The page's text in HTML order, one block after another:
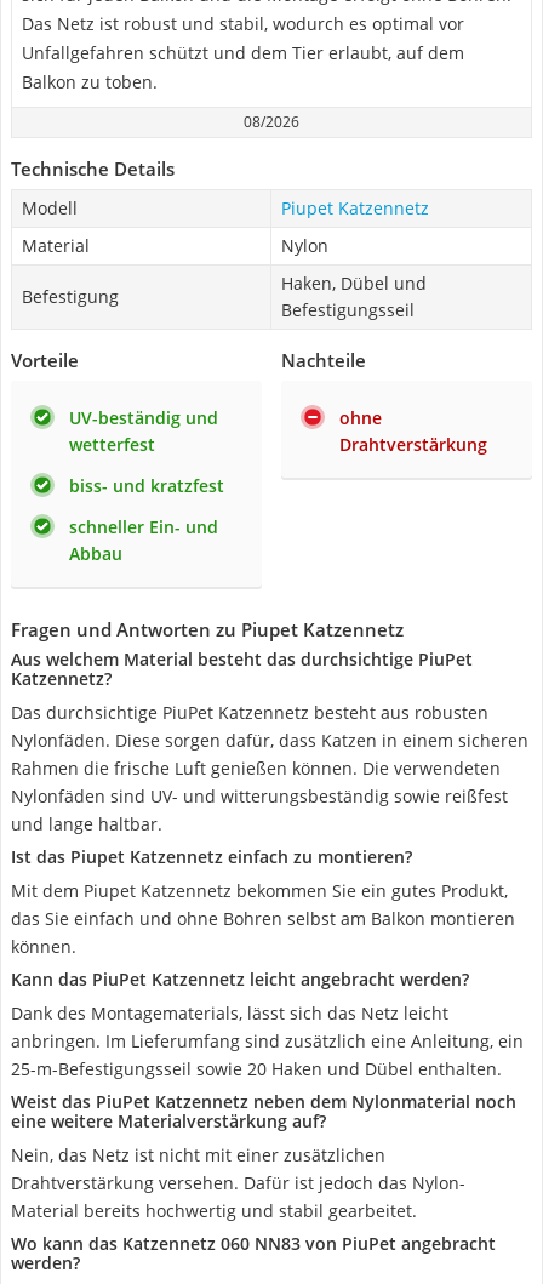
Das Netz ist robust und stabil, wodurch es optimal vor
Unfallgefahren schützt und dem Tier erlaubt, auf dem
Balkon zu toben.
08/2026
Technische Details
Modell
Piupet Katzennetz
Material
Nylon
Befestigung
Haken, Dübel und
Befestigungsseil
Vorteile
UV-beständig und
wetterfest
biss- und kratzfest
schneller Ein- und
Abbau
Nachteile
ohne
Drahtverstärkung
Fragen und Antworten zu Piupet Katzennetz
Aus welchem Material besteht das durchsichtige PiuPet
Katzennetz?
Das durchsichtige PiuPet Katzennetz besteht aus robusten
Nylonfäden. Diese sorgen dafür, dass Katzen in einem sicheren
Rahmen die frische Luft genießen können. Die verwendeten
Nylonfäden sind UV- und witterungsbeständig sowie reißfest
und lange haltbar.
Ist das Piupet Katzennetz einfach zu montieren?
Mit dem Piupet Katzennetz bekommen Sie ein gutes Produkt,
das Sie einfach und ohne Bohren selbst am Balkon montieren
können.
Kann das PiuPet Katzennetz leicht angebracht werden?
Dank des Montagematerials, lässt sich das Netz leicht
anbringen. Im Lieferumfang sind zusätzlich eine Anleitung, ein
25-m-Befestigungsseil sowie 20 Haken und Dübel enthalten.
Weist das PiuPet Katzennetz neben dem Nylonmaterial noch
eine weitere Materialverstärkung auf?
Nein, das Netz ist nicht mit einer zusätzlichen
Drahtverstärkung versehen. Dafür ist jedoch das Nylon-
Material bereits hochwertig und stabil gearbeitet.
Wo kann das Katzennetz ‎060 NN83 von PiuPet angebracht
werden?